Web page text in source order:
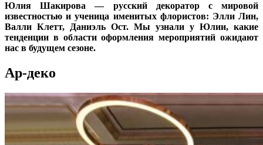
Юлия Шакирова — русский декоратор с мировой
известностью и ученица именитых флористов: Элли Лин,
Валли Клетт, Даниэль Ост. Мы узнали у Юлии, какие
тенденции в области оформления мероприятий ожидают
нас в будущем сезоне.
Ар-деко